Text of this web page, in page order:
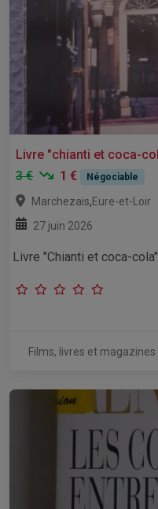
Livre "chianti et coca-
3 €
1 € Négociable
Marchezais,Eure-et-Loir
27 juin 2026
Livre "Chianti et coca-
Films, livres et magazines